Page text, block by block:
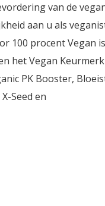
van de
aan u als
100 procent Vegan
het Vegan Keurmerk
PK Booster,
Seed en